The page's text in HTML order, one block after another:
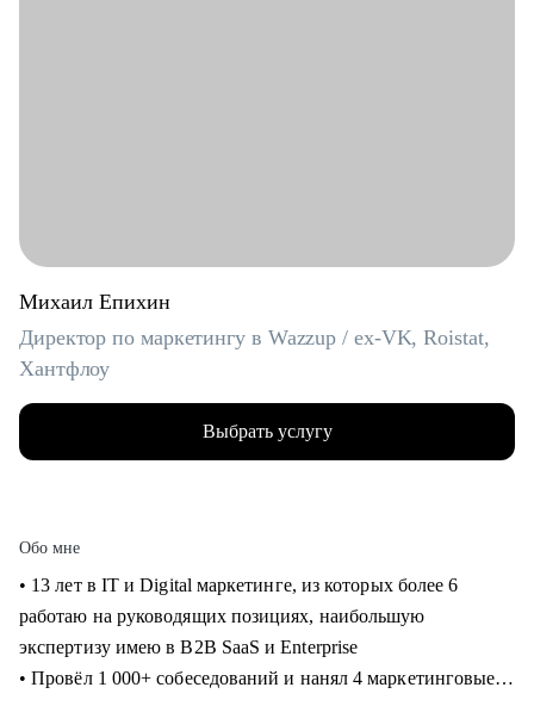
Михаил Епихин
Директор по маркетингу в Wazzup / ex-VK, Roistat,
Хантфлоу
Выбрать услугу
Обо мне
• 13 лет в IT и Digital маркетинге, из которых более 6
работаю на руководящих позициях, наибольшую
экспертизу имею в B2B SaaS и Enterprise
• Провёл 1 000+ собеседований и нанял 4 маркетинговые